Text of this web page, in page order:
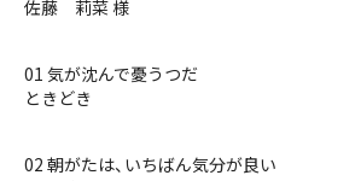
佐藤 莉菜 様
01 気が沈んで憂うつだ
ときどき
02 朝がたは、いちばん気分が良い